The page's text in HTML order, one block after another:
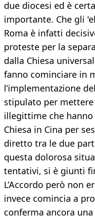
due diocesi ed è
importante. Che gli
Roma è infatti
proteste per la
dalla Chiesa
fanno cominciare in
l’implementazione
stipulato per
illegittime che
Chiesa in Cina per
diretto tra le due
questa dolorosa
tentativi, si è giunti
L’Accordo però non
invece comincia a
conferma ancora